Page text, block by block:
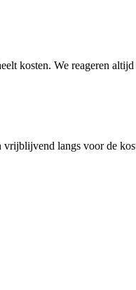
kosten. We reageren
langs voor de